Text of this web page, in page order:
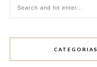
CATEGORIAS